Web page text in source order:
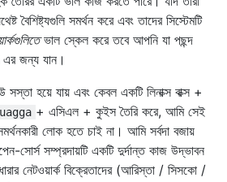
বৈশিষ্ট্যগুলি সমর্থন করে এবং তাদের সিস্টেমটি
ভাল স্কেল করে তবে আপনি যা পছন্দ
এর জন্য যান।
সস্তা হয়ে যায় এবং কেবল একটি লিনাক্স বাক্স +
+ এসিএল + কুইস তৈরি করে, আমি সেই
লোক হতে চাই না। আমি সর্বদা বজায়
সোর্স সম্প্রদায়টি একটি দুর্দান্ত কাজ উদ্ভাবন
নেটওয়ার্ক বিক্রেতাদের (আরিস্তা / সিসকো /